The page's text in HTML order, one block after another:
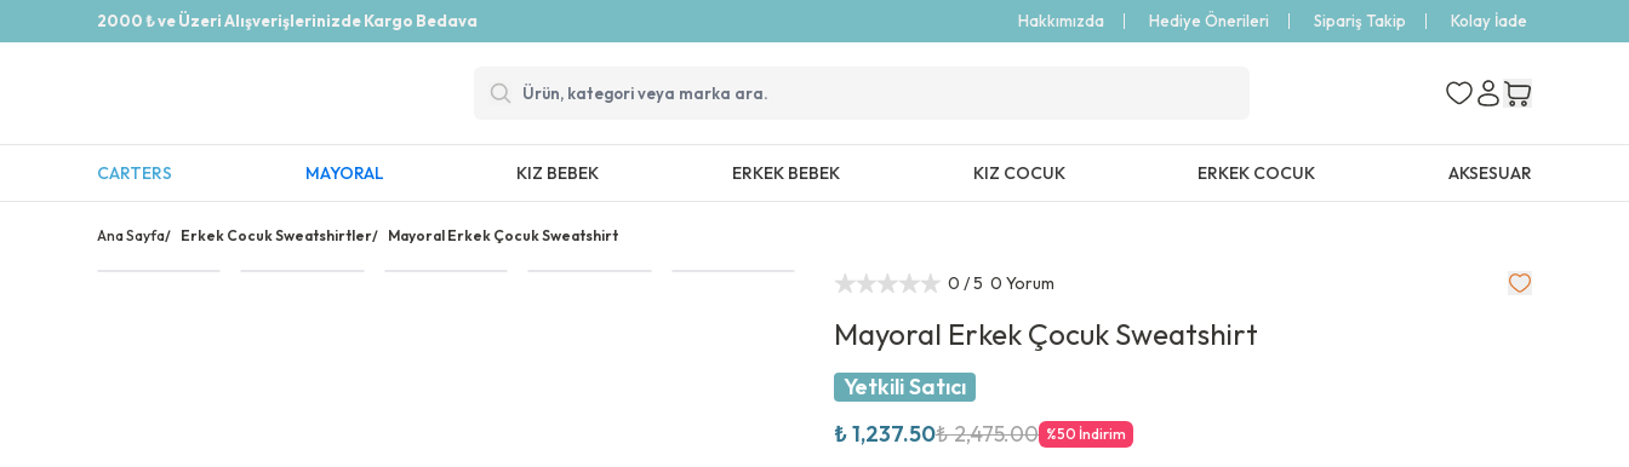
2000 ₺ ve Üzeri Alışverişlerinizde Kargo Bedava Hakkımızda Hediye Önerileri Sipariş Takip Kolay İade
CARTERS MAYORAL KIZ BEBEK ERKEK BEBEK KIZ COCUK ERKEK COCUK AKSESUAR
Ana Sayfa/ Erkek Cocuk Sweatshirtler/ Mayoral Erkek Çocuk Sweatshirt
0 / 5 0 Yorum
Mayoral Erkek Çocuk Sweatshirt
Yetkili Satıcı
₺ 1,237.50₺ 2,475.00 %50 İndirim